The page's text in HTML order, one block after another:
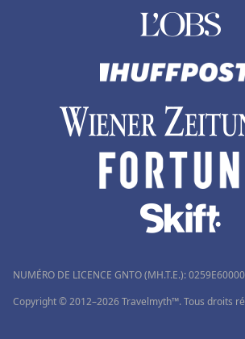
NUMÉRO DE LICENCE GNTO (MH.T.E.):
Copyright © 2012–2026 Travelmyth™. Tous droits